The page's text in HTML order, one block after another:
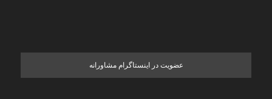
عضویت در اینستاگرام مشاورانه